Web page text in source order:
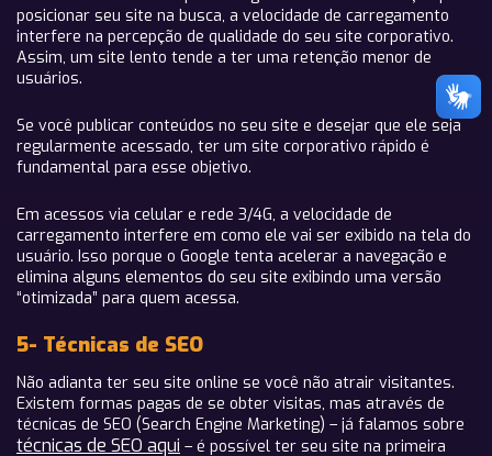
posicionar seu site na busca, a velocidade de carregamento
interfere na percepção de qualidade do seu site corporativo.
Assim, um site lento tende a ter uma retenção menor de
usuários.
Se você publicar conteúdos no seu site e desejar que ele seja
regularmente acessado, ter um site corporativo rápido é
fundamental para esse objetivo.
Em acessos via celular e rede 3/4G, a velocidade de
carregamento interfere em como ele vai ser exibido na tela do
usuário. Isso porque o Google tenta acelerar a navegação e
elimina alguns elementos do seu site exibindo uma versão
“otimizada” para quem acessa.
5- Técnicas de SEO
Não adianta ter seu site online se você não atrair visitantes.
Existem formas pagas de se obter visitas, mas através de
técnicas de SEO (Search Engine Marketing) – já falamos sobre
técnicas de SEO aqui – é possível ter seu site na primeira